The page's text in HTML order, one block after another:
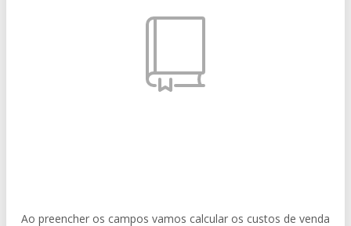
Ao preencher os campos vamos calcular os custos de venda